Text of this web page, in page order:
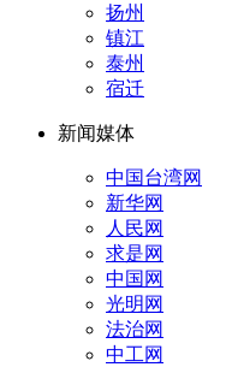
扬州
镇江
泰州
宿迁
新闻媒体
中国台湾网
新华网
人民网
求是网
中国网
光明网
法治网
中工网